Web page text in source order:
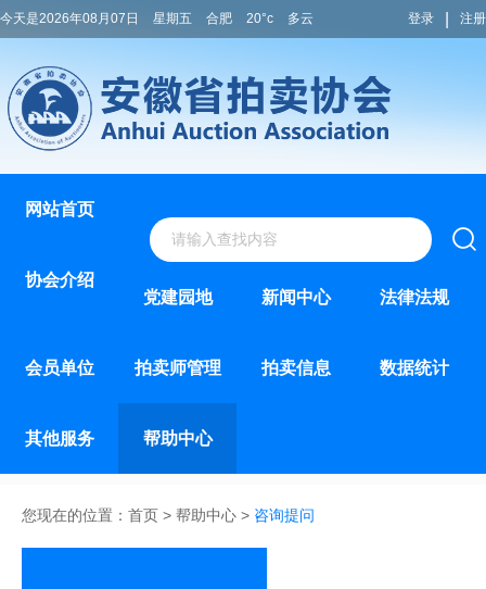
今天是2026年08月07日 星期五 合肥 20°c 多云 登录 注册
网站首页
协会介绍
党建园地
新闻中心 法律法规
会员单位 拍卖师管理 拍卖信息 数据统计
其他服务 帮助中心
您现在的位置： 首页 > 帮助中心 > 咨询提问